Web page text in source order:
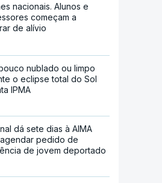
nacionais. Alunos e
começam a
de alívio
nublado ou limpo
o eclipse total do Sol
IPMA
dá sete dias à AIMA
pedido de
de jovem deportado